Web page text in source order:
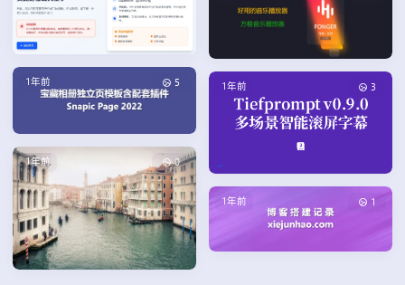
1年前 5
1年前 0
1年前 3
1年前 1